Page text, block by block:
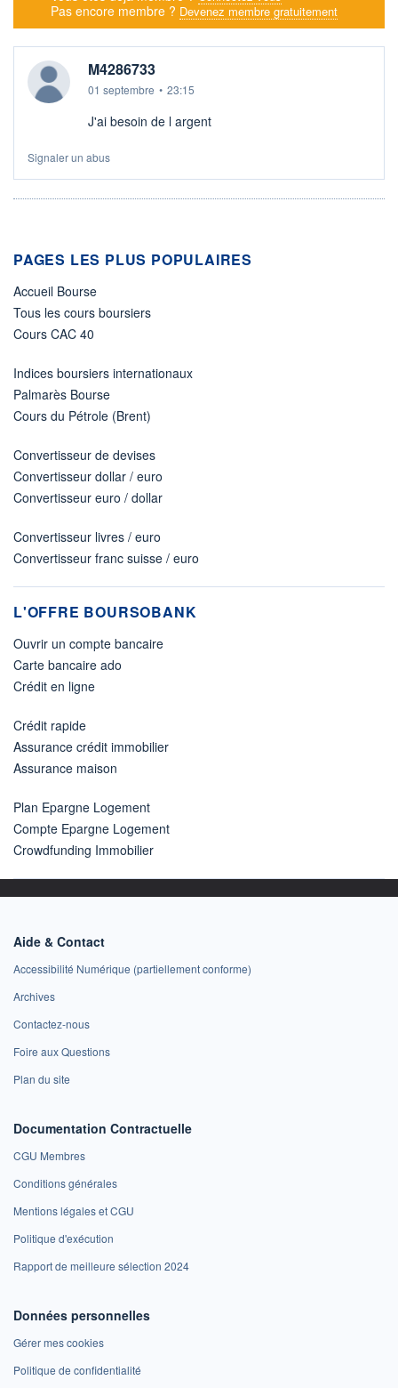
Pas encore membre ? Devenez membre gratuitement
M4286733
01 septembre • 23:15
J'ai besoin de l argent
Signaler un abus
PAGES LES PLUS POPULAIRES
Accueil Bourse
Tous les cours boursiers
Cours CAC 40
Indices boursiers internationaux
Palmarès Bourse
Cours du Pétrole (Brent)
Convertisseur de devises
Convertisseur dollar / euro
Convertisseur euro / dollar
Convertisseur livres / euro
Convertisseur franc suisse / euro
L'OFFRE BOURSOBANK
Ouvrir un compte bancaire
Carte bancaire ado
Crédit en ligne
Crédit rapide
Assurance crédit immobilier
Assurance maison
Plan Epargne Logement
Compte Epargne Logement
Crowdfunding Immobilier
Aide & Contact
Accessibilité Numérique (partiellement conforme)
Archives
Contactez-nous
Foire aux Questions
Plan du site
Documentation Contractuelle
CGU Membres
Conditions générales
Mentions légales et CGU
Politique d'exécution
Rapport de meilleure sélection 2024
Données personnelles
Gérer mes cookies
Politique de confidentialité